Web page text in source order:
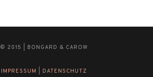
© 2015 | BONGARD & CAROW
IMPRESSUM DATENSCHUTZ